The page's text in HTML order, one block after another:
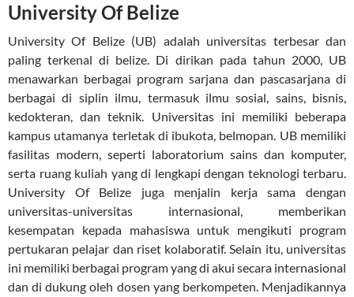
University Of Belize
University Of Belize (UB) adalah universitas terbesar dan
paling terkenal di belize. Di dirikan pada tahun 2000, UB
menawarkan berbagai program sarjana dan pascasarjana di
berbagai di siplin ilmu, termasuk ilmu sosial, sains, bisnis,
kedokteran, dan teknik. Universitas ini memiliki beberapa
kampus utamanya terletak di ibukota, belmopan. UB memiliki
fasilitas modern, seperti laboratorium sains dan komputer,
serta ruang kuliah yang di lengkapi dengan teknologi terbaru.
University Of Belize juga menjalin kerja sama dengan
universitas-universitas internasional, memberikan
kesempatan kepada mahasiswa untuk mengikuti program
pertukaran pelajar dan riset kolaboratif. Selain itu, universitas
ini memiliki berbagai program yang di akui secara internasional
dan di dukung oleh dosen yang berkompeten. Menjadikannya